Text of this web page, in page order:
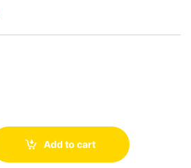
Add to cart